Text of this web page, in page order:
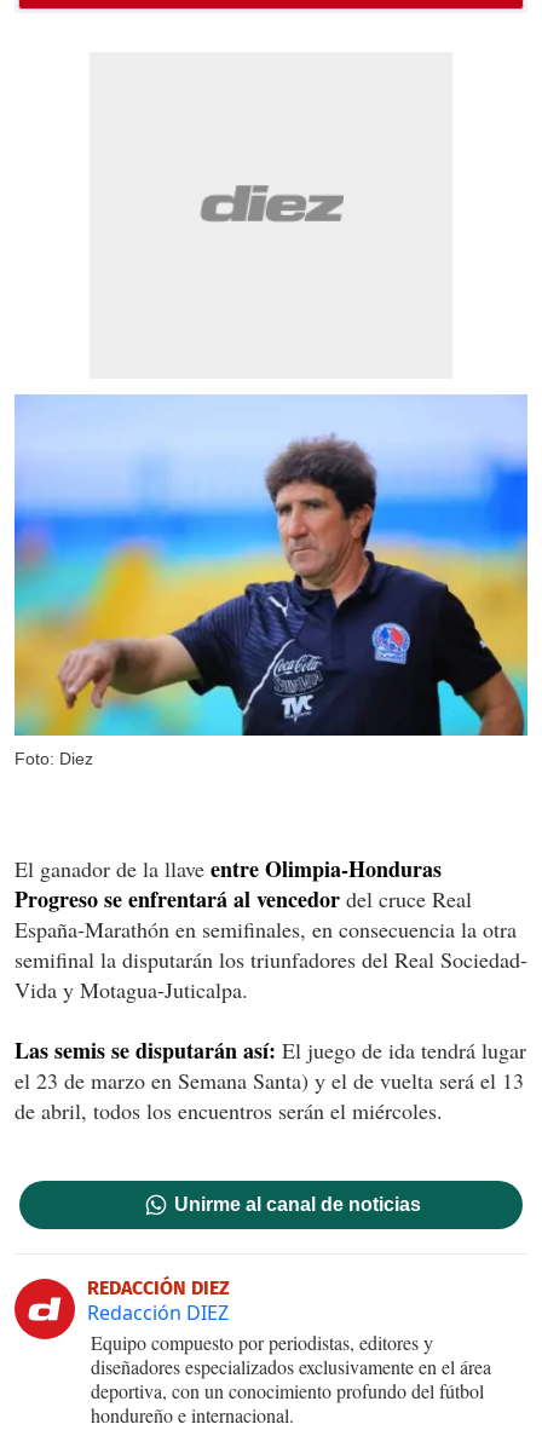
Foto: Diez
El ganador de la llave entre Olimpia-Honduras
Progreso se enfrentará al vencedor del cruce Real
España-Marathón en semifinales, en consecuencia la otra
semifinal la disputarán los triunfadores del Real Sociedad-
Vida y Motagua-Juticalpa.
Las semis se disputarán así: El juego de ida tendrá lugar
el 23 de marzo en Semana Santa) y el de vuelta será el 13
de abril, todos los encuentros serán el miércoles.
Unirme al canal de noticias
REDACCIÓN DIEZ
Redacción DIEZ
Equipo compuesto por periodistas, editores y
diseñadores especializados exclusivamente en el área
deportiva, con un conocimiento profundo del fútbol
hondureño e internacional.